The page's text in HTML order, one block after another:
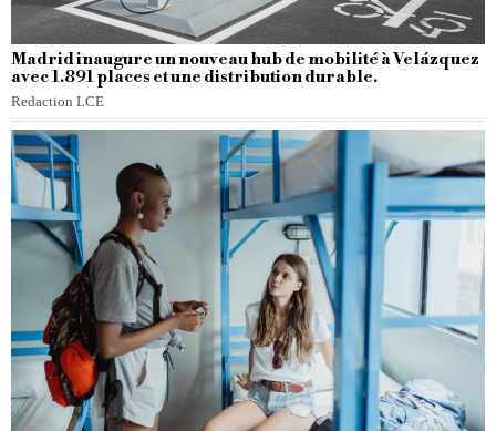
Madrid inaugure un nouveau hub de mobilité à Velázquez
avec 1.891 places et une distribution durable.
Redaction LCE